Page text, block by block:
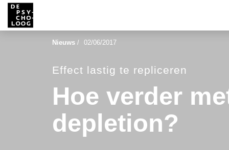
Nieuws / 02/06/2017
Effect lastig te repliceren
Hoe verder
depletion?